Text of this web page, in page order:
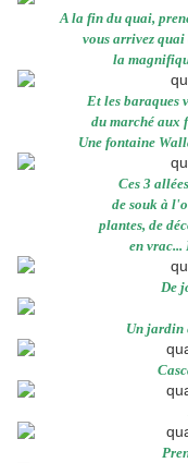
A la fin du quai,
vous arrivez
la
Et les baraques
du marché aux
Une fontaine
Ces 3
de souk à
plantes, de
en vrac...
De
Un jardin